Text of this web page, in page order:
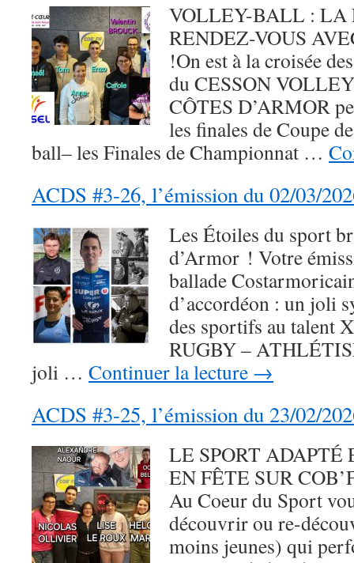
VOLLEY-BALL : LA
RENDEZ-VOUS
!On est à la croisée
du CESSON
CÔTES D’ARMOR
les finales de Coupe
ball– les Finales de Championnat …
ACDS #3-26, l’émission du 02/03/
Les Étoiles du sport
d’Armor ! Votre
ballade
d’accordéon : un joli
des sportifs au talent
RUGBY –
joli … Continuer la lecture →
ACDS #3-25, l’émission du 23/02/
LE SPORT ADAPTÉ
EN FÊTE SUR
Au Coeur du Sport
découvrir ou re-
moins jeunes) qui